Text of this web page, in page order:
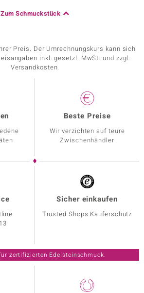
Zum Schmuckstück
Preis. Der Umrechnungskurs kann sich
inkl. gesetzl. MwSt. und zzgl.
Versandkosten.
Beste Preise
Wir verzichten auf teure
Zwischenhändler
Sicher einkaufen
Trusted Shops Käuferschutz
zertifizierten Edelsteinschmuck.